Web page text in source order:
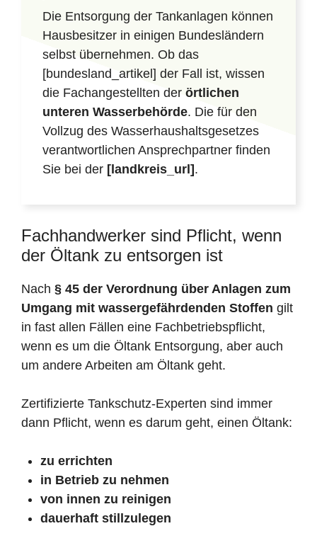
Die Entsorgung der Tankanlagen können
Hausbesitzer in einigen Bundesländern
selbst übernehmen. Ob das
[bundesland_artikel] der Fall ist, wissen
die Fachangestellten der örtlichen
unteren Wasserbehörde. Die für den
Vollzug des Wasserhaushaltsgesetzes
verantwortlichen Ansprechpartner finden
Sie bei der [landkreis_url] .
Fachhandwerker sind Pflicht, wenn
der Öltank zu entsorgen ist
Nach § 45 der Verordnung über Anlagen zum
Umgang mit wassergefährdenden Stoffen gilt
in fast allen Fällen eine Fachbetriebspflicht,
wenn es um die Öltank Entsorgung, aber auch
um andere Arbeiten am Öltank geht.
Zertifizierte Tankschutz-Experten sind immer
dann Pflicht, wenn es darum geht, einen Öltank:
zu errichten
in Betrieb zu nehmen
von innen zu reinigen
dauerhaft stillzulegen